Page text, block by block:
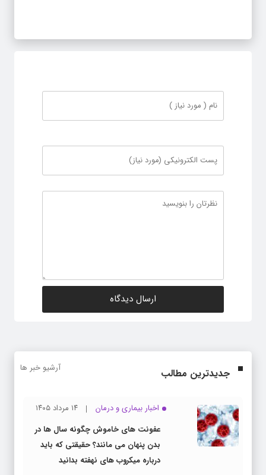
جدیدترین مطالب آرشیو خبر ها
اخبار بیماری و درمان
۱۴ مرداد ۱۴۰۵
عفونت های خاموش چگونه سال ها در
بدن پنهان می مانند؟ حقیقتی که باید
درباره میکروب های نهفته بدانید